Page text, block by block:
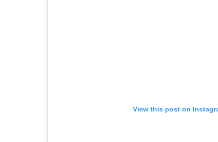
View this post on